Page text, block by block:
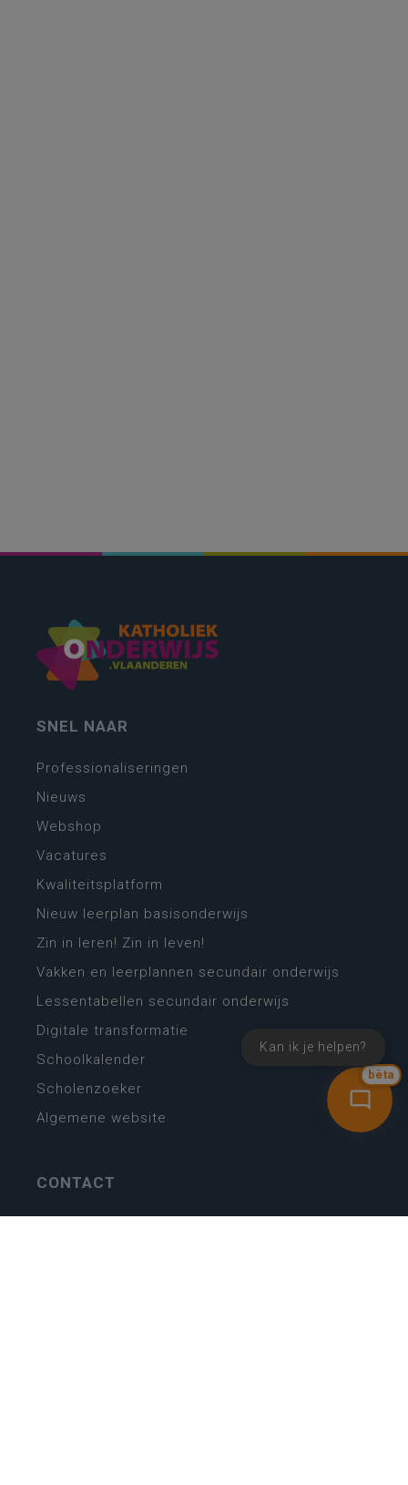
bèta
Kan ik je helpen?
SNEL NAAR
Professionaliseringen
Nieuws
Webshop
Vacatures
Kwaliteitsplatform
Nieuw leerplan basisonderwijs
Zin in leren! Zin in leven!
Vakken en leerplannen secundair onderwijs
Lessentabellen secundair onderwijs
Digitale transformatie
Schoolkalender
Scholenzoeker
Algemene website
CONTACT